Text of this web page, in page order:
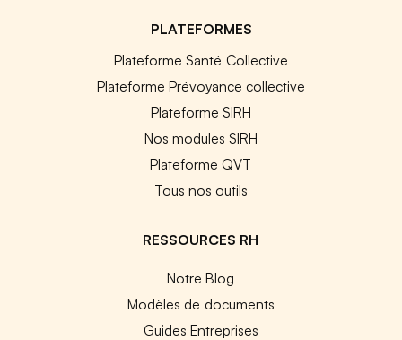
PLATEFORMES
Plateforme Santé Collective
Plateforme Prévoyance collective
Plateforme SIRH
Nos modules SIRH
Plateforme QVT
Tous nos outils
RESSOURCES RH
Notre Blog
Modèles de documents
Guides Entreprises